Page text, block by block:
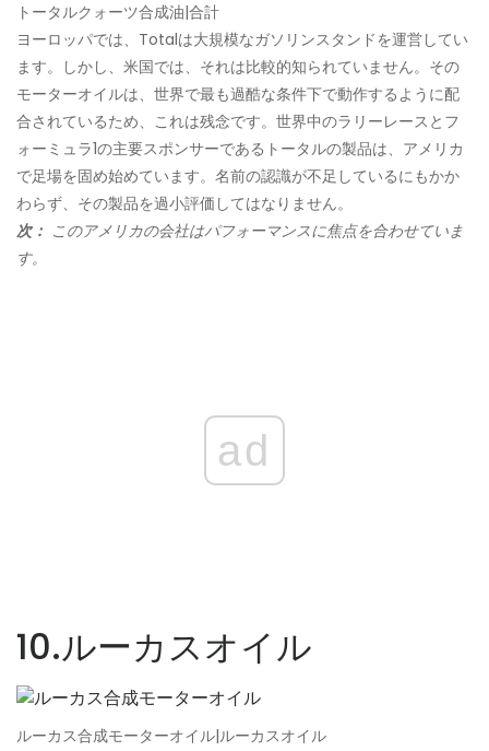
トータルクォーツ合成油|合計
ヨーロッパでは、Totalは大規模なガソリンスタンドを運営してい
ます。しかし、米国では、それは比較的知られていません。その
モーターオイルは、世界で最も過酷な条件下で動作するように配
合されているため、これは残念です。世界中のラリーレースとフ
ォーミュラ1の主要スポンサーであるトータルの製品は、アメリカ
で足場を固め始めています。名前の認識が不足しているにもかか
わらず、その製品を過小評価してはなりません。
次： このアメリカの会社はパフォーマンスに焦点を合わせていま
す。
ad
10.ルーカスオイル
ルーカス合成モーターオイル|ルーカスオイル